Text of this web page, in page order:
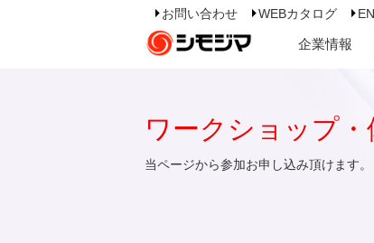
お問い合わせ WEBカタログ
企業情報
ワークショップ・
当ページから参加お申し込み頂けます。